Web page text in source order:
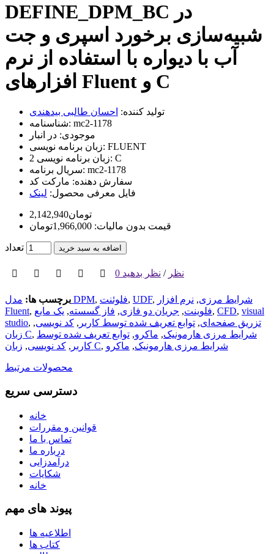
DEFINE_DPM_BC در
شبیه‌سازی برخورد اسپری و جت
آب با دیواره با استفاده از نرم
افزارهای Fluent و C‌
تولید کننده: احسان طالبی بیدهندی
شناسنامه: mc2-1178
موجودی: در انبار
زبان برنامه نویسی: FLUENT
زبان برنامه نویسی 2: C
سریال برنامه: mc2-1178
سفارش دهنده: مارکت کد
فایل معرفی محصول: لینک
2,142,940تومان
قیمت بدون مالیات: 1,966,000تومان
تعداد اضافه به سبد خرید
0 نظر / نظر بدهید
برچسب ها: مدل DPM, فلوئنت, UDF, شرایط مرزی, نرم افزار
Fluent, فلوینت, جریان دو فازی, فاز گسسته, یک مایع , CFD, visual
studio, تزریق صفحه‌ای, توابع تعریف شده توسط کاربر , کد نویسی,
زبان C, شرایط مرزی هارمونیک, ماکرو, توابع تعریف شده توسط
کاربر , کد نویسی, زبان C, شرایط مرزی هارمونیک, ماکرو
محصولات مرتبط
دسترسی سریع
خانه
قوانین و مقررات
تماس با ما
درباره ما
درآمدزایی
شکایات
خانه
پیوند های مهم
اطلاعیه ها
کتاب ها